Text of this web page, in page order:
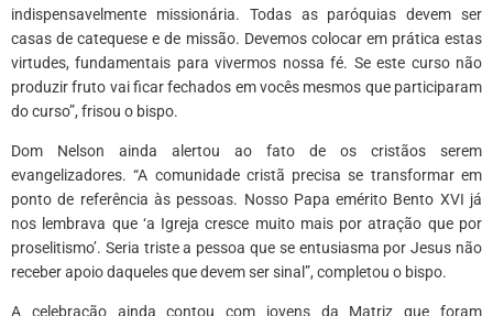
indispensavelmente missionária. Todas as paróquias devem ser
casas de catequese e de missão. Devemos colocar em prática estas
virtudes, fundamentais para vivermos nossa fé. Se este curso não
produzir fruto vai ficar fechados em vocês mesmos que participaram
do curso”, frisou o bispo.
Dom Nelson ainda alertou ao fato de os cristãos serem
evangelizadores. “A comunidade cristã precisa se transformar em
ponto de referência às pessoas. Nosso Papa emérito Bento XVI já
nos lembrava que ‘a Igreja cresce muito mais por atração que por
proselitismo’. Seria triste a pessoa que se entusiasma por Jesus não
receber apoio daqueles que devem ser sinal”, completou o bispo.
A celebração ainda contou com jovens da Matriz que foram